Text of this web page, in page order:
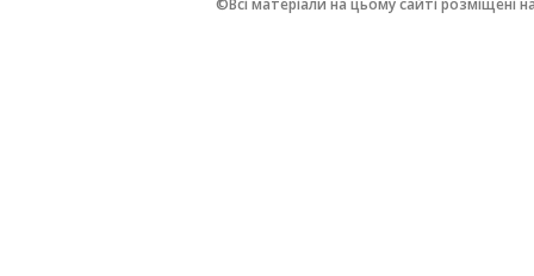
©Всі матеріали на цьому сайті розміщені